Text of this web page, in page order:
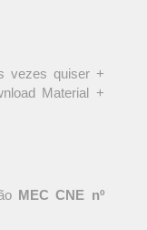
vezes quiser +
Material +
MEC CNE nº